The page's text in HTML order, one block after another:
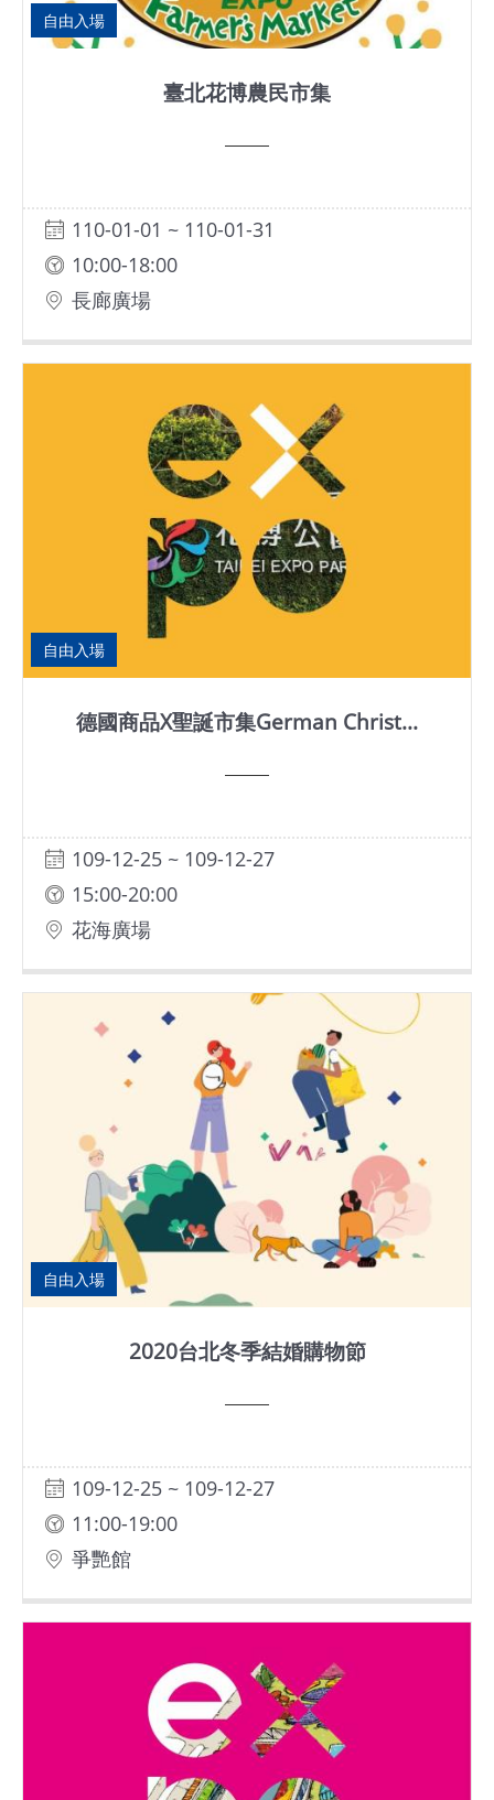
自由入場
臺北花博農民市集
110-01-01 ~ 110-01-31
10:00-18:00
長廊廣場
自由入場
德國商品X聖誕市集German Christ...
109-12-25 ~ 109-12-27
15:00-20:00
花海廣場
自由入場
2020台北冬季結婚購物節
109-12-25 ~ 109-12-27
11:00-19:00
爭艷館